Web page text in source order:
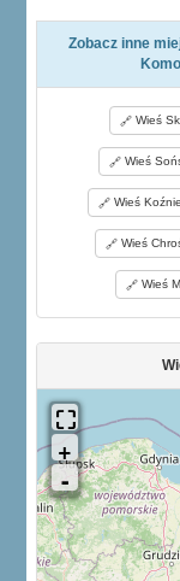
Zobacz inne
Wieś
Wieś
Wieś
Wieś
Wieś